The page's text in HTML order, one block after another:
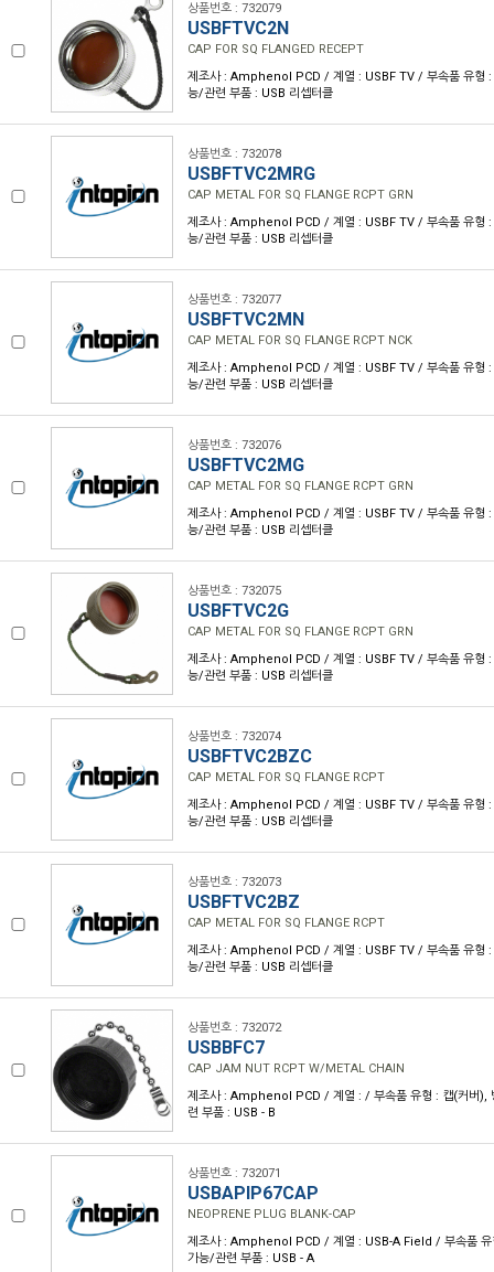
상품번호 : 732079
USBFTVC2N
CAP FOR SQ FLANGED RECEPT
제조사 : Amphenol PCD / 계열 : USBF TV / 부속품 유형 :
능/관련 부품 : USB 리셉터클
상품번호 : 732078
USBFTVC2MRG
CAP METAL FOR SQ FLANGE RCPT GRN
제조사 : Amphenol PCD / 계열 : USBF TV / 부속품 유형 :
능/관련 부품 : USB 리셉터클
상품번호 : 732077
USBFTVC2MN
CAP METAL FOR SQ FLANGE RCPT NCK
제조사 : Amphenol PCD / 계열 : USBF TV / 부속품 유형 :
능/관련 부품 : USB 리셉터클
상품번호 : 732076
USBFTVC2MG
CAP METAL FOR SQ FLANGE RCPT GRN
제조사 : Amphenol PCD / 계열 : USBF TV / 부속품 유형 :
능/관련 부품 : USB 리셉터클
상품번호 : 732075
USBFTVC2G
CAP METAL FOR SQ FLANGE RCPT GRN
제조사 : Amphenol PCD / 계열 : USBF TV / 부속품 유형 :
능/관련 부품 : USB 리셉터클
상품번호 : 732074
USBFTVC2BZC
CAP METAL FOR SQ FLANGE RCPT
제조사 : Amphenol PCD / 계열 : USBF TV / 부속품 유형 :
능/관련 부품 : USB 리셉터클
상품번호 : 732073
USBFTVC2BZ
CAP METAL FOR SQ FLANGE RCPT
제조사 : Amphenol PCD / 계열 : USBF TV / 부속품 유형 :
능/관련 부품 : USB 리셉터클
상품번호 : 732072
USBBFC7
CAP JAM NUT RCPT W/METAL CHAIN
제조사 : Amphenol PCD / 계열 : / 부속품 유형 : 캡(커버),
련 부품 : USB - B
상품번호 : 732071
USBAPIP67CAP
NEOPRENE PLUG BLANK-CAP
제조사 : Amphenol PCD / 계열 : USB-A Field / 부속품 유
가능/관련 부품 : USB - A